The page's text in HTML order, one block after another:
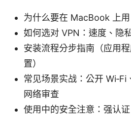
为什么要在 MacBook 上用
如何选对 VPN：速度、隐
安装流程分步指南（应用
置）
常见场景实战：公开
网络审查
使用中的安全注意：强认